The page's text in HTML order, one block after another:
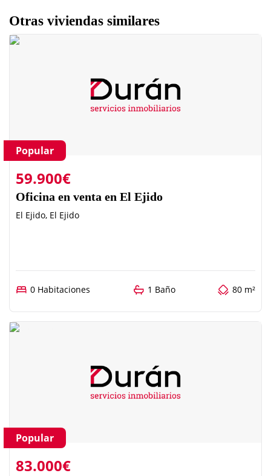
Otras viviendas similares
Popular
59.900€
Oficina en venta en El Ejido
El Ejido, El Ejido
0 Habitaciones 1 Baño 80 m²
Popular
83.000€